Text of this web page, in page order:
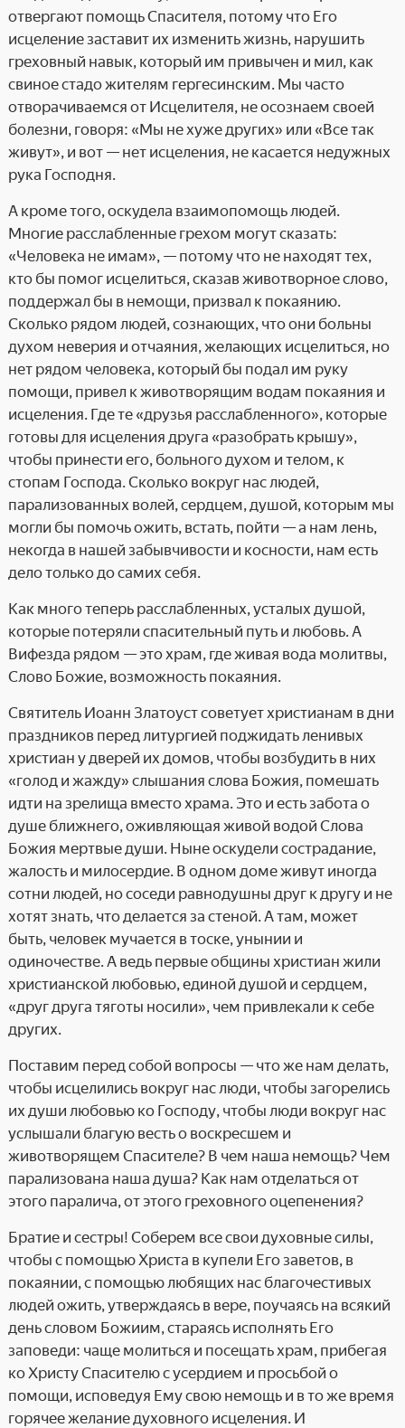
отвергают помощь Спасителя, потому что Его
исцеление заставит их изменить жизнь, нарушить
греховный навык, который им привычен и мил, как
свиное стадо жителям гергесинским. Мы часто
отворачиваемся от Исцелителя, не осознаем своей
болезни, говоря: «Мы не хуже других» или «Все так
живут», и вот — нет исцеления, не касается недужных
рука Господня.
А кроме того, оскудела взаимопомощь людей.
Многие расслабленные грехом могут сказать:
«Человека не имам», — потому что не находят тех,
кто бы помог исцелиться, сказав животворное слово,
поддержал бы в немощи, призвал к покаянию.
Сколько рядом людей, сознающих, что они больны
духом неверия и отчаяния, желающих исцелиться, но
нет рядом человека, который бы подал им руку
помощи, привел к животворящим водам покаяния и
исцеления. Где те «друзья расслабленного», которые
готовы для исцеления друга «разобрать крышу»,
чтобы принести его, больного духом и телом, к
стопам Господа. Сколько вокруг нас людей,
парализованных волей, сердцем, душой, которым мы
могли бы помочь ожить, встать, пойти — а нам лень,
некогда в нашей забывчивости и косности, нам есть
дело только до самих себя.
Как много теперь расслабленных, усталых душой,
которые потеряли спасительный путь и любовь. А
Вифезда рядом — это храм, где живая вода молитвы,
Слово Божие, возможность покаяния.
Святитель Иоанн Златоуст советует христианам в дни
праздников перед литургией поджидать ленивых
христиан у дверей их домов, чтобы возбудить в них
«голод и жажду» слышания слова Божия, помешать
идти на зрелища вместо храма. Это и есть забота о
душе ближнего, оживляющая живой водой Слова
Божия мертвые души. Ныне оскудели сострадание,
жалость и милосердие. В одном доме живут иногда
сотни людей, но соседи равнодушны друг к другу и не
хотят знать, что делается за стеной. А там, может
быть, человек мучается в тоске, унынии и
одиночестве. А ведь первые общины христиан жили
христианской любовью, единой душой и сердцем,
«друг друга тяготы носили», чем привлекали к себе
других.
Поставим перед собой вопросы — что же нам делать,
чтобы исцелились вокруг нас люди, чтобы загорелись
их души любовью ко Господу, чтобы люди вокруг нас
услышали благую весть о воскресшем и
животворящем Спасителе? В чем наша немощь? Чем
парализована наша душа? Как нам отделаться от
этого паралича, от этого греховного оцепенения?
Братие и сестры! Соберем все свои духовные силы,
чтобы с помощью Христа в купели Его заветов, в
покаянии, с помощью любящих нас благочестивых
людей ожить, утверждаясь в вере, поучаясь на всякий
день словом Божиим, стараясь исполнять Его
заповеди: чаще молиться и посещать храм, прибегая
ко Христу Спасителю с усердием и просьбой о
помощи, исповедуя Ему свою немощь и в то же время
горячее желание духовного исцеления. И